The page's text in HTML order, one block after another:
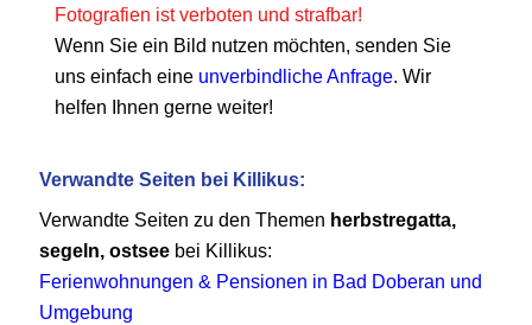
Fotografien ist verboten und strafbar!
Wenn Sie ein Bild nutzen möchten, senden Sie
uns einfach eine unverbindliche Anfrage. Wir
helfen Ihnen gerne weiter!
Verwandte Seiten bei Killikus:
Verwandte Seiten zu den Themen herbstregatta,
segeln, ostsee bei Killikus:
Ferienwohnungen & Pensionen in Bad Doberan und
Umgebung